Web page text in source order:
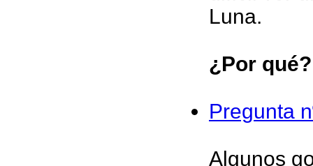
Luna.
¿Por qué?
Pregunta
Algunos